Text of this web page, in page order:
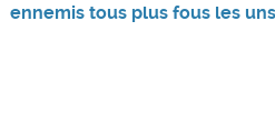
ennemis tous plus fous les